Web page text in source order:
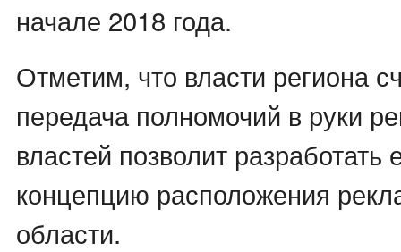
начале 2018 года.
Отметим, что власти региона
передача полномочий в руки
властей позволит разработать
концепцию расположения
области.